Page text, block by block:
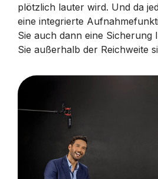
plötzlich lauter wird. Und da
eine integrierte
Sie auch dann eine Sicherung
Sie außerhalb der Reichweite